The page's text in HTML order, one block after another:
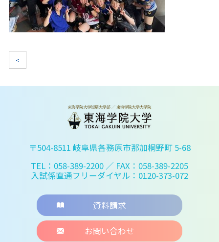
<
〒504-8511 岐阜県各務原市那加桐野町 5-68
TEL：058-389-2200 ／ FAX：058-389-2205
入試係直通フリーダイヤル：0120-373-072
資料請求
お問い合わせ